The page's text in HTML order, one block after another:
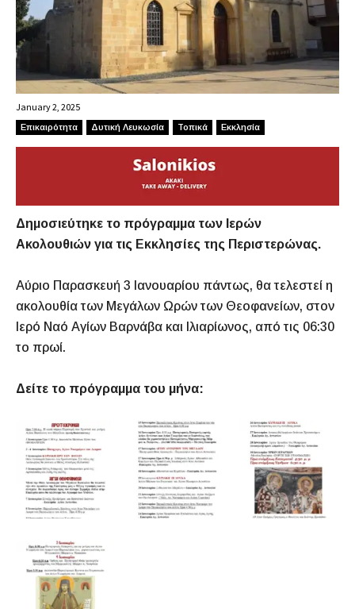
January 2, 2025
Επικαιρότητα Δυτική Λευκωσία Τοπικά Εκκλησία
Δημοσιεύτηκε το πρόγραμμα των Ιερών
Ακολουθιών για τις Εκκλησίες της Περιστερώνας.
Αύριο Παρασκευή 3 Ιανουαρίου πάντως, θα τελεστεί η
ακολουθία των Μεγάλων Ωρών των Θεοφανείων, στον
Ιερό Ναό Αγίων Βαρνάβα και Ιλιαρίωνος, από τις 06:30
το πρωί.
Δείτε το πρόγραμμα του μήνα: